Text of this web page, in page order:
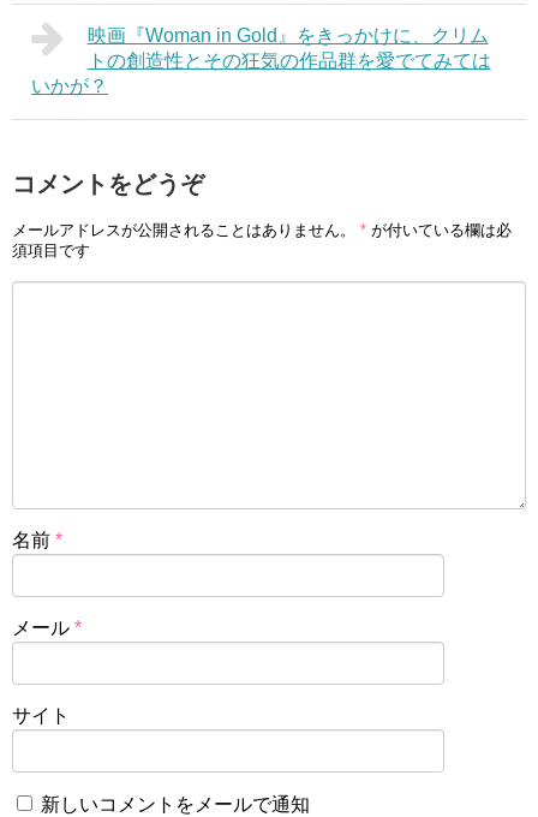
映画『Woman in Gold』をきっかけに、クリム
トの創造性とその狂気の作品群を愛でてみては
いかが？
コメントをどうぞ
メールアドレスが公開されることはありません。 * が付いている欄は必
須項目です
名前 *
メール *
サイト
新しいコメントをメールで通知